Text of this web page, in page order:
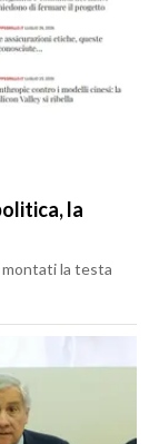
la
montati la testa